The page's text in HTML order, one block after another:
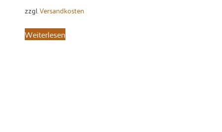
zzgl.Versandkosten
Weiterlesen